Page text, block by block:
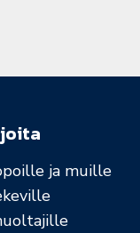
ja muille